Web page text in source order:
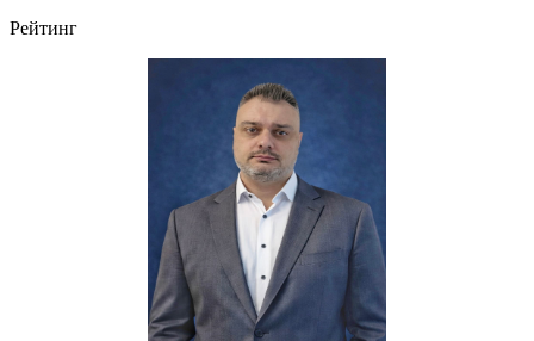
Рейтинг